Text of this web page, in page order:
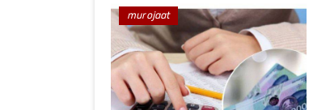
murojaat